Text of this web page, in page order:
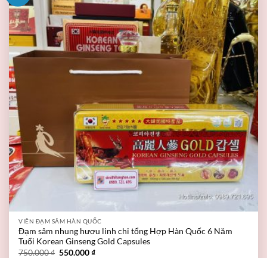
VIÊN ĐẠM SÂM HÀN QUỐC
Đạm sâm nhung hươu linh chi tổng Hợp Hàn Quốc 6 Năm
Tuổi Korean Ginseng Gold Capsules
750.000₫ 550.000₫